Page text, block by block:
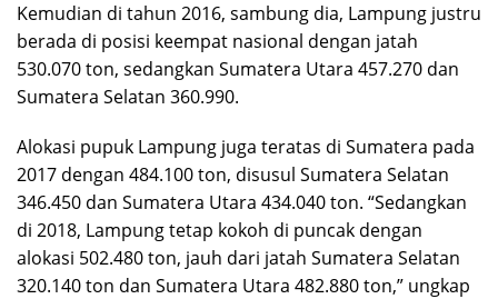
Kemudian di tahun 2016, sambung dia, Lampung justru
berada di posisi keempat nasional dengan jatah
530.070 ton, sedangkan Sumatera Utara 457.270 dan
Sumatera Selatan 360.990.
Alokasi pupuk Lampung juga teratas di Sumatera pada
2017 dengan 484.100 ton, disusul Sumatera Selatan
346.450 dan Sumatera Utara 434.040 ton. “Sedangkan
di 2018, Lampung tetap kokoh di puncak dengan
alokasi 502.480 ton, jauh dari jatah Sumatera Selatan
320.140 ton dan Sumatera Utara 482.880 ton,” ungkap